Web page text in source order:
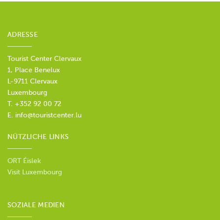
ADRESSE
Tourist Center Clervaux
1, Place Benelux
L-9711 Clervaux
Luxembourg
T. +352 92 00 72
E. info@touristcenter.lu
NÜTZLICHE LINKS
ORT Éislek
Visit Luxembourg
SOZIALE MEDIEN